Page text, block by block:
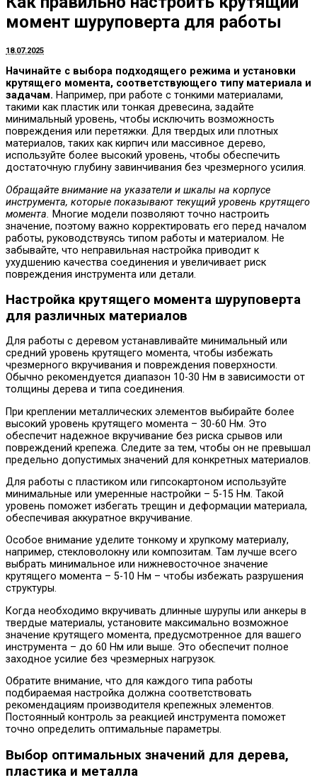
момент шуруповерта для работы
18.07.2025
Начинайте с выбора подходящего режима и установки
крутящего момента, соответствующего типу материала и
задачам. Например, при работе с тонкими материалами,
такими как пластик или тонкая древесина, задайте
минимальный уровень, чтобы исключить возможность
повреждения или перетяжки. Для твердых или плотных
материалов, таких как кирпич или массивное дерево,
используйте более высокий уровень, чтобы обеспечить
достаточную глубину завинчивания без чрезмерного усилия.
Обращайте внимание на указатели и шкалы на корпусе
инструмента, которые показывают текущий уровень крутящего
момента. Многие модели позволяют точно настроить
значение, поэтому важно корректировать его перед началом
работы, руководствуясь типом работы и материалом. Не
забывайте, что неправильная настройка приводит к
ухудшению качества соединения и увеличивает риск
повреждения инструмента или детали.
Настройка крутящего момента шуруповерта
для различных материалов
Для работы с деревом устанавливайте минимальный или
средний уровень крутящего момента, чтобы избежать
чрезмерного вкручивания и повреждения поверхности.
Обычно рекомендуется диапазон 10-30 Нм в зависимости от
толщины дерева и типа соединения.
При креплении металлических элементов выбирайте более
высокий уровень крутящего момента – 30-60 Нм. Это
обеспечит надежное вкручивание без риска срывов или
повреждений крепежа. Следите за тем, чтобы он не превышал
предельно допустимых значений для конкретных материалов.
Для работы с пластиком или гипсокартоном используйте
минимальные или умеренные настройки – 5-15 Нм. Такой
уровень поможет избегать трещин и деформации материала,
обеспечивая аккуратное вкручивание.
Особое внимание уделите тонкому и хрупкому материалу,
например, стекловолокну или композитам. Там лучше всего
выбрать минимальное или нижневосточное значение
крутящего момента – 5-10 Нм – чтобы избежать разрушения
структуры.
Когда необходимо вкручивать длинные шурупы или анкеры в
твердые материалы, установите максимально возможное
значение крутящего момента, предусмотренное для вашего
инструмента – до 60 Нм или выше. Это обеспечит полное
заходное усилие без чрезмерных нагрузок.
Обратите внимание, что для каждого типа работы
подбираемая настройка должна соответствовать
рекомендациям производителя крепежных элементов.
Постоянный контроль за реакцией инструмента поможет
точно определить оптимальные параметры.
Выбор оптимальных значений для дерева,
пластика и металла